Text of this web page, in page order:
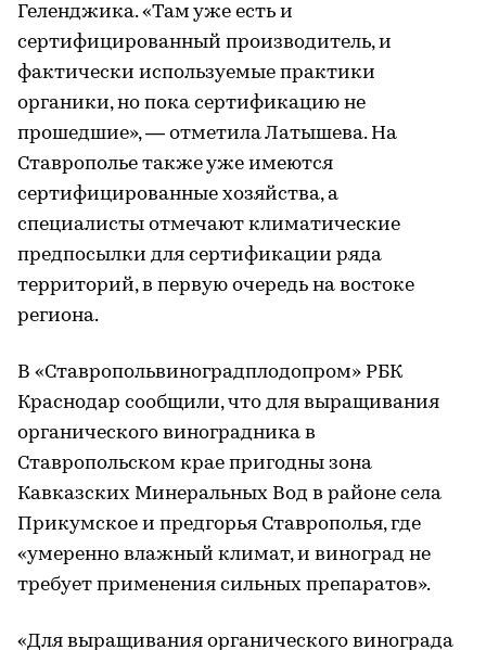
Геленджика. «Там уже есть и
сертифицированный производитель, и
фактически используемые практики
органики, но пока сертификацию не
прошедшие», — отметила Латышева. На
Ставрополье также уже имеются
сертифицированные хозяйства, а
специалисты отмечают климатические
предпосылки для сертификации ряда
территорий, в первую очередь на востоке
региона.
В «Ставропольвиноградплодопром» РБК
Краснодар сообщили, что для выращивания
органического виноградника в
Ставропольском крае пригодны зона
Кавказских Минеральных Вод в районе села
Прикумское и предгорья Ставрополья, где
«умеренно влажный климат, и виноград не
требует применения сильных препаратов».
«Для выращивания органического винограда